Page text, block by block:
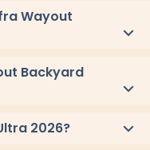
27. marts 2026.
Wayout
herover
Backyard
og 6,7 km x ∞
2026?